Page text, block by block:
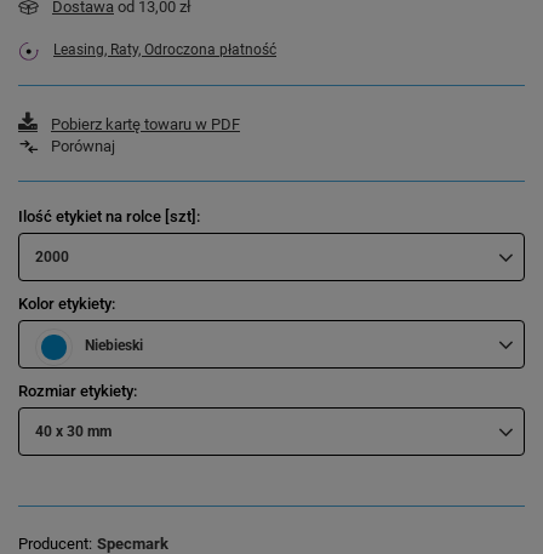
Dostawa od 13,00 zł
Leasing, Raty, Odroczona płatność
Pobierz kartę towaru w PDF
Porównaj
Ilość etykiet na rolce [szt]
2000
Kolor etykiety
Niebieski
Rozmiar etykiety
40 x 30 mm
Producent Specmark